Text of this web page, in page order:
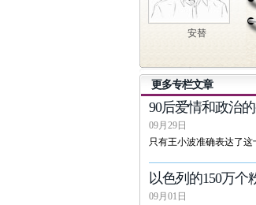
安替
更多专栏文章
90后爱情和政治
09月29日
只有王小波准确表达了
以色列的150万个
09月01日